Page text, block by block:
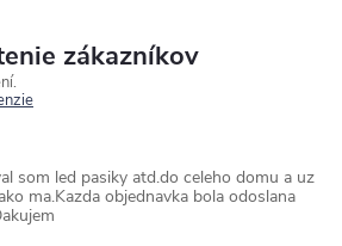
zákazníkov
som led pasiky atd.do celeho domu a uz
ma.Kazda objednavka bola odoslana